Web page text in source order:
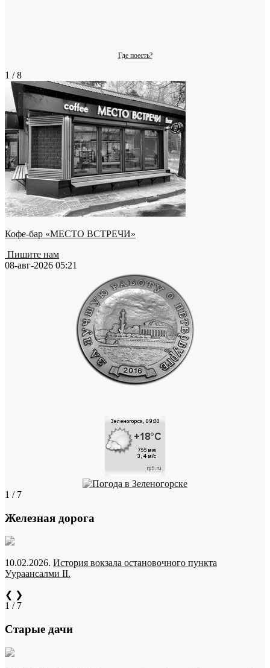
Где поесть?
1 / 8
Кофе-бар «МЕСТО ВСТРЕЧИ»
Пишите нам
08-авг-2026 05:21
1 / 7
Железная дорога
10.02.2026. История вокзала остановочного пункта
Уураансалми II.
❮ ❯
1 / 7
Старые дачи